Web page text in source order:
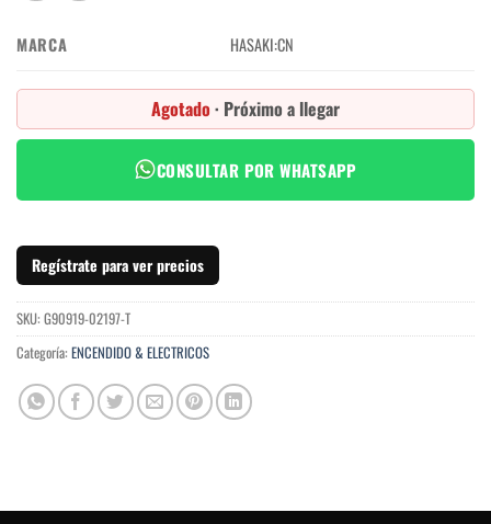
MARCA HASAKI:CN
Agotado · Próximo a llegar
CONSULTAR POR WHATSAPP
Regístrate para ver precios
SKU: G90919-02197-T
Categoría: ENCENDIDO & ELECTRICOS